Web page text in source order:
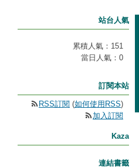
站台人氣
累積人氣： 151
當日人氣： 0
訂閱本站
RSS訂閱 (如何使用RSS)
加入訂閱
Kaza
連結書籤